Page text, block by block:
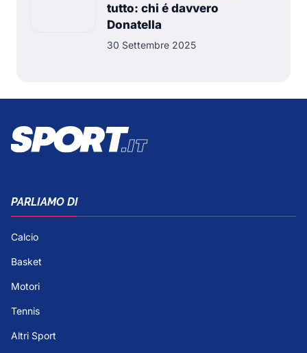
tutto: chi é davvero
Donatella
30 Settembre 2025
PARLIAMO DI
Calcio
Basket
Motori
Tennis
Altri Sport